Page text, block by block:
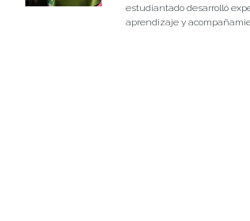
estudiantado desarrolló
aprendizaje y